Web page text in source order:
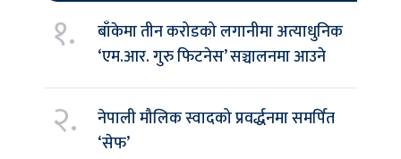
१.
बाँकेमा तीन करोडको लगानीमा अत्याधुनिक
‘एम.आर. गुरु फिटनेस’ सञ्चालनमा आउने
२.
नेपाली मौलिक स्वादको प्रवर्द्धनमा समर्पित
‘सेफ’